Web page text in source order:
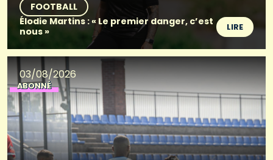
FOOTBALL
Élodie Martins : « Le premier danger, c’est
nous »
LIRE
03/08/2026
ABONNÉ